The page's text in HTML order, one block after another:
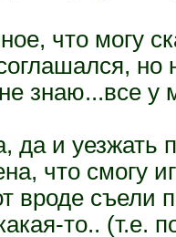
что могу
но
знаю...все у
да и уезжать
что смогу
вроде съели
то.. (т.е.